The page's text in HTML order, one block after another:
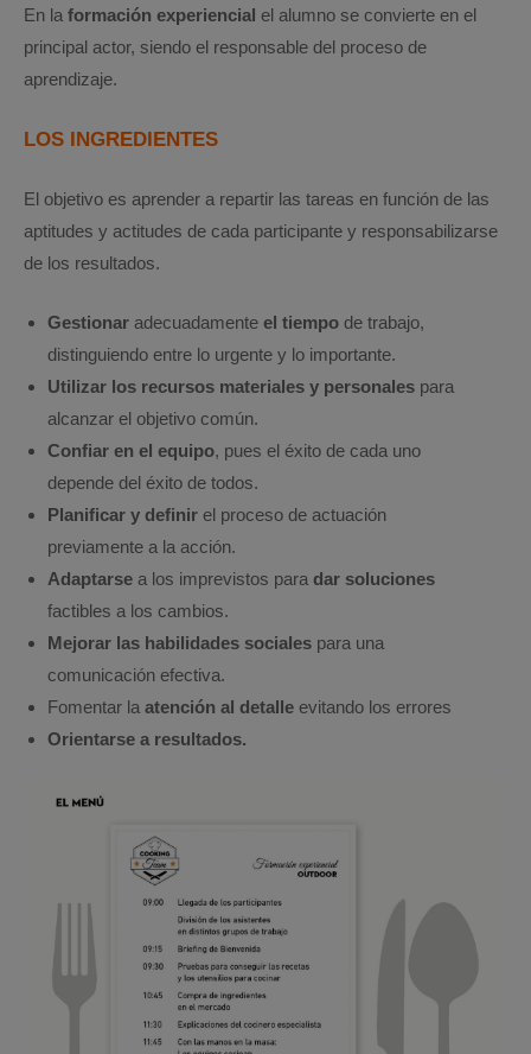
En la formación experiencial el alumno se convierte en el
principal actor, siendo el responsable del proceso de
aprendizaje.
LOS INGREDIENTES
El objetivo es aprender a repartir las tareas en función de las
aptitudes y actitudes de cada participante y responsabilizarse
de los resultados.
Gestionar adecuadamente el tiempo de trabajo,
distinguiendo entre lo urgente y lo importante.
Utilizar los recursos materiales y personales para
alcanzar el objetivo común.
Confiar en el equipo, pues el éxito de cada uno
depende del éxito de todos.
Planificar y definir el proceso de actuación
previamente a la acción.
Adaptarse a los imprevistos para dar soluciones
factibles a los cambios.
Mejorar las habilidades sociales para una
comunicación efectiva.
Fomentar la atención al detalle evitando los errores
Orientarse a resultados.